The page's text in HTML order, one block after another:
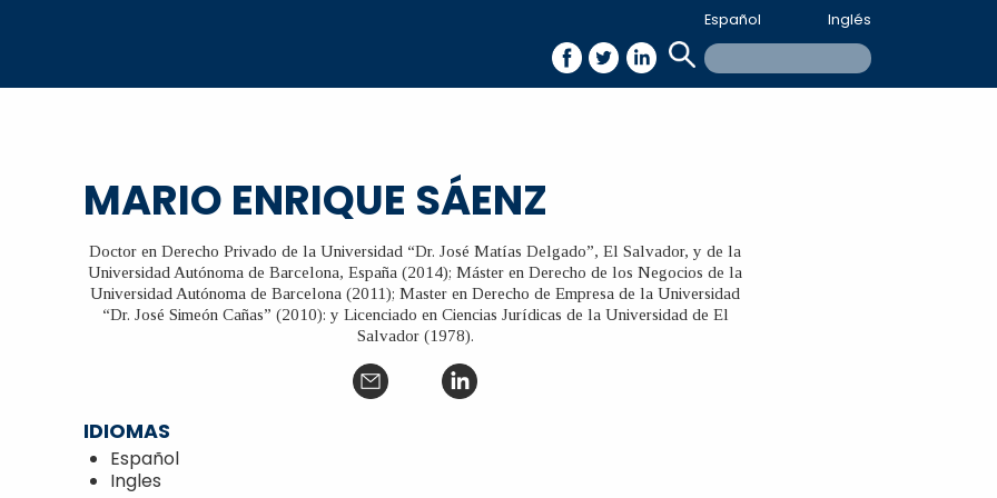
Español Inglés
MARIO ENRIQUE SÁENZ
Doctor en Derecho Privado de la Universidad “Dr. José Matías Delgado”, El Salvador, y de la
Universidad Autónoma de Barcelona, España (2014); Máster en Derecho de los Negocios de la
Universidad Autónoma de Barcelona (2011); Master en Derecho de Empresa de la Universidad
“Dr. José Simeón Cañas” (2010): y Licenciado en Ciencias Jurídicas de la Universidad de El
Salvador (1978).
IDIOMAS
Español
Ingles